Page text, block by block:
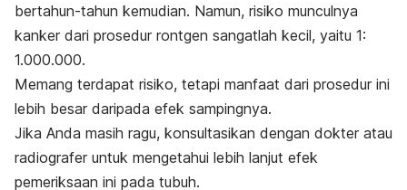
bertahun-tahun kemudian. Namun, risiko munculnya
kanker dari prosedur rontgen sangatlah kecil, yaitu 1:
1.000.000.
Memang terdapat risiko, tetapi manfaat dari prosedur ini
lebih besar daripada efek sampingnya.
Jika Anda masih ragu, konsultasikan dengan dokter atau
radiografer untuk mengetahui lebih lanjut efek
pemeriksaan ini pada tubuh.